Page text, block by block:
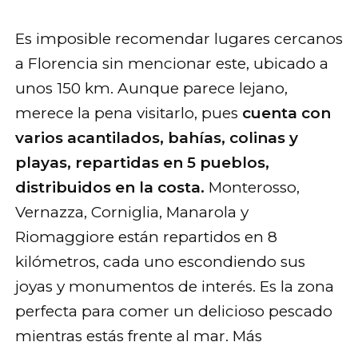
Es imposible recomendar lugares cercanos
a Florencia sin mencionar este, ubicado a
unos 150 km. Aunque parece lejano,
merece la pena visitarlo, pues cuenta con
varios acantilados, bahías, colinas y
playas, repartidas en 5 pueblos,
distribuidos en la costa. Monterosso,
Vernazza, Corniglia, Manarola y
Riomaggiore están repartidos en 8
kilómetros, cada uno escondiendo sus
joyas y monumentos de interés. Es la zona
perfecta para comer un delicioso pescado
mientras estás frente al mar. Más